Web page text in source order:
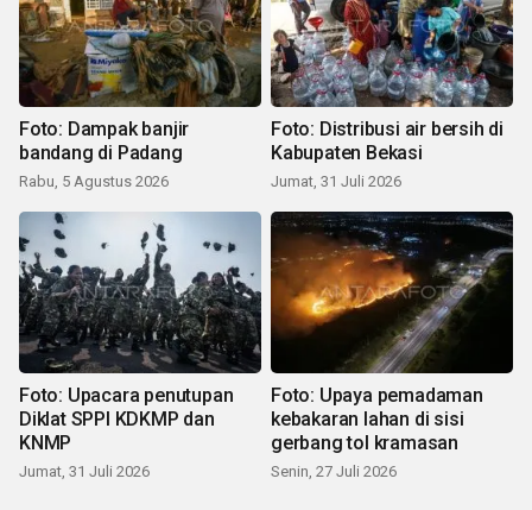
Foto: Dampak banjir
bandang di Padang
Rabu, 5 Agustus 2026
Foto: Distribusi air bersih di
Kabupaten Bekasi
Jumat, 31 Juli 2026
Foto: Upacara penutupan
Diklat SPPI KDKMP dan
KNMP
Jumat, 31 Juli 2026
Foto: Upaya pemadaman
kebakaran lahan di sisi
gerbang tol kramasan
Senin, 27 Juli 2026